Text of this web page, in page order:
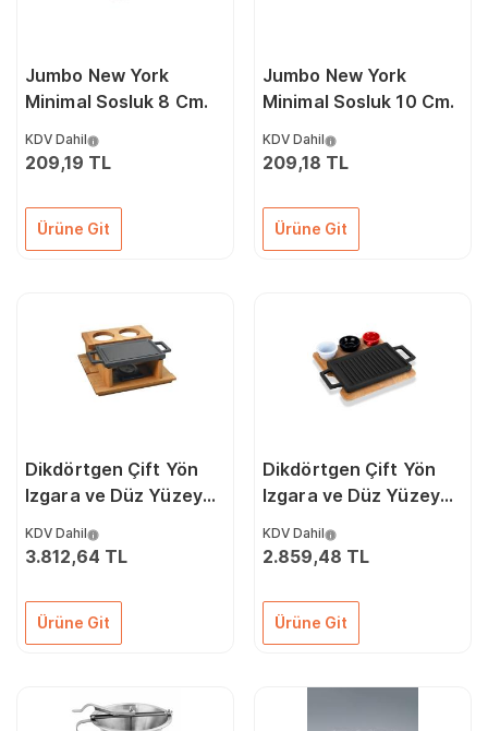
Jumbo New York
Minimal Sosluk 8 Cm.
KDV Dahil
209,19 TL
Ürüne Git
Jumbo New York
Minimal Sosluk 10 Cm.
KDV Dahil
209,18 TL
Ürüne Git
Dikdörtgen Çift Yön
Izgara ve Düz Yüzey
Ahşap Sos Kaplı 22x15
KDV Dahil
3.812,64 TL
Ürüne Git
Dikdörtgen Çift Yön
Izgara ve Düz Yüzey
Ahşabı Sos Kaplı
KDV Dahil
2.859,48 TL
Ürüne Git